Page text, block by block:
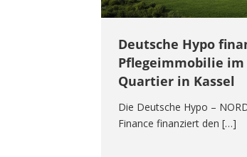
Deutsche Hypo
Pflegeimmobilie im
Quartier in Kassel
Die Deutsche Hypo –
Finance finanziert den […]